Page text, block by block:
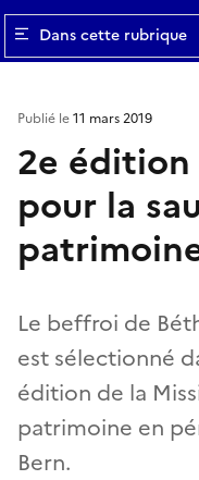
Dans cette rubrique
2e édition
pour la
Le beffroi de
est sélectionné
édition de la
patrimoine en
Bern.
Publié le11 mars 2019